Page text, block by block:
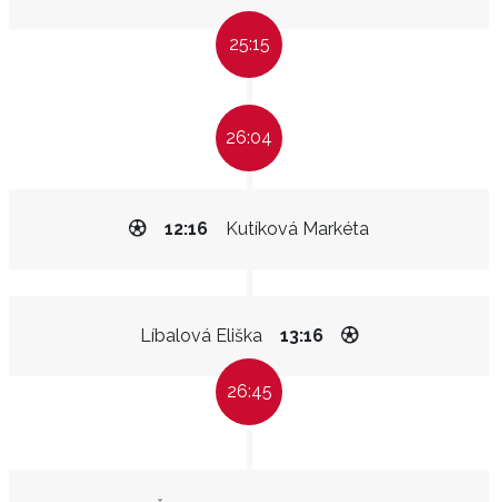
25:15
26:04
Kutíková Markéta
12:16
Líbalová Eliška 13:16
26:45